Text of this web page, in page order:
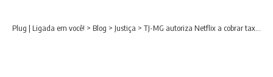
Plug | Ligada em você! > Blog > Justiça > TJ-MG autoriza Netflix a cobrar taxa por compartilhamento de senhas